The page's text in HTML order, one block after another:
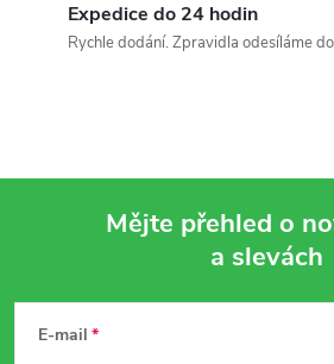
Expedice do 24 hodin
Rychle dodání. Zpravidla odesíláme
Mějte přehled o
a slevách
E-mail